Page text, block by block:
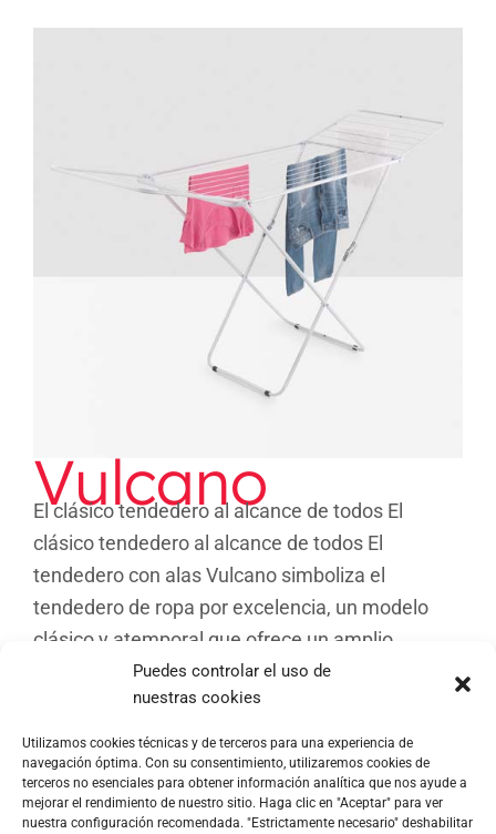
Puedes controlar el uso de
nuestras cookies
Utilizamos cookies técnicas y de terceros para una experiencia de
navegación óptima. Con su consentimiento, utilizaremos cookies de
terceros no esenciales para obtener información analítica que nos ayude a
mejorar el rendimiento de nuestro sitio. Haga clic en "Aceptar" para ver
nuestra configuración recomendada. "Estrictamente necesario" deshabilitar
Vulcano
Vulcano
El clásico tendedero al alcance de todos El
clásico tendedero al alcance de todos El
tendedero con alas Vulcano simboliza el
tendedero de ropa por excelencia, un modelo
clásico y atemporal que ofrece un amplio
espacio para la ropa en un [...]